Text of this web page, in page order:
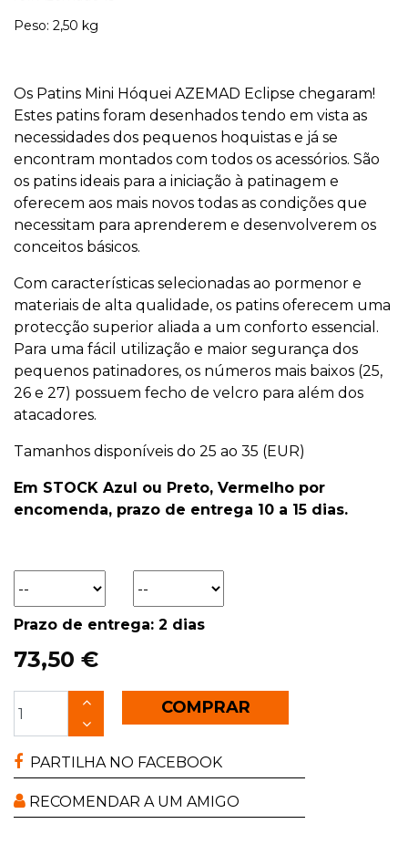
Peso: 2,50 kg
Os Patins Mini Hóquei AZEMAD Eclipse chegaram!
Estes patins foram desenhados tendo em vista as
necessidades dos pequenos hoquistas e já se
encontram montados com todos os acessórios. São
os patins ideais para a iniciação à patinagem e
oferecem aos mais novos todas as condições que
necessitam para aprenderem e desenvolverem os
conceitos básicos.
Com características selecionadas ao pormenor e
materiais de alta qualidade, os patins oferecem uma
protecção superior aliada a um conforto essencial.
Para uma fácil utilização e maior segurança dos
pequenos patinadores, os números mais baixos (25,
26 e 27) possuem fecho de velcro para além dos
atacadores.
Tamanhos disponíveis do 25 ao 35 (EUR)
Em STOCK Azul ou Preto, Vermelho por
encomenda, prazo de entrega 10 a 15 dias.
Prazo de entrega: 2 dias
73,50 €
COMPRAR
PARTILHA NO FACEBOOK
RECOMENDAR A UM AMIGO